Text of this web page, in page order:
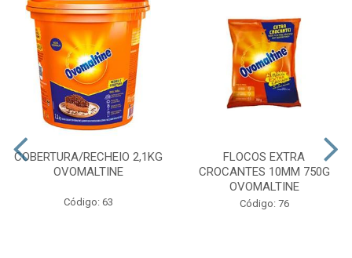
COBERTURA/RECHEIO 2,1KG
OVOMALTINE
Código: 63
FLOCOS EXTRA
CROCANTES 10MM 750G
OVOMALTINE
Código: 76